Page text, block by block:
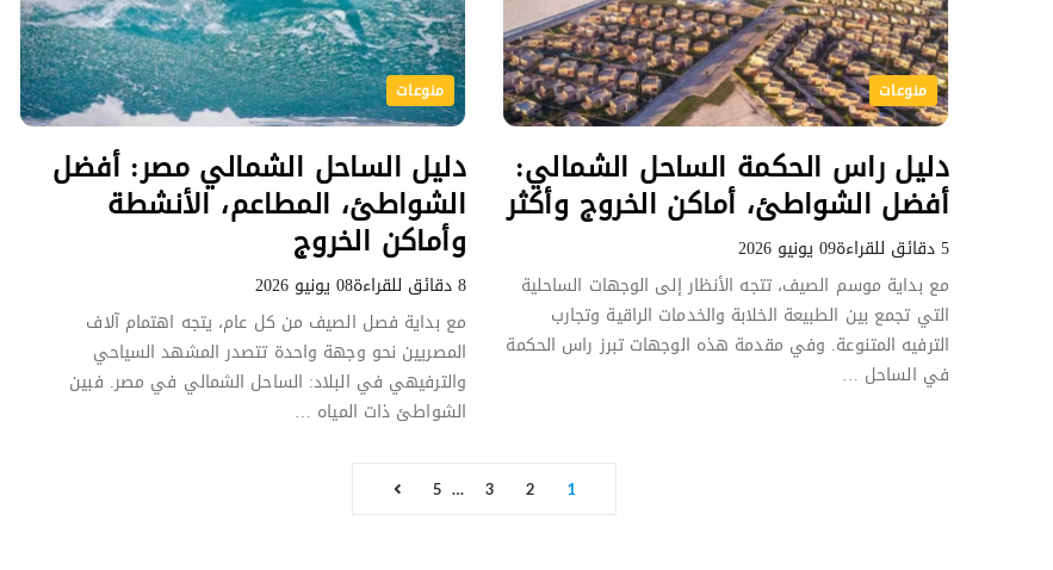
منوعات
دليل راس الحكمة الساحل الشمالي:
أفضل الشواطئ، أماكن الخروج وأكثر
5 دقائق للقراءة
09 يونيو 2026
مع بداية موسم الصيف، تتجه الأنظار إلى الوجهات الساحلية
التي تجمع بين الطبيعة الخلابة والخدمات الراقية وتجارب
الترفيه المتنوعة. وفي مقدمة هذه الوجهات تبرز راس الحكمة
في الساحل …
منوعات
دليل الساحل الشمالي مصر: أفضل
الشواطئ، المطاعم، الأنشطة
وأماكن الخروج
8 دقائق للقراءة
08 يونيو 2026
مع بداية فصل الصيف من كل عام، يتجه اهتمام آلاف
المصريين نحو وجهة واحدة تتصدر المشهد السياحي
والترفيهي في البلاد: الساحل الشمالي في مصر. فبين
الشواطئ ذات المياه …
1
2
3
…
5